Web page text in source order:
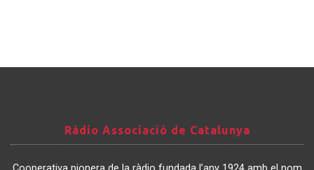
Associació
de
Ràdio Associació de Catalunya